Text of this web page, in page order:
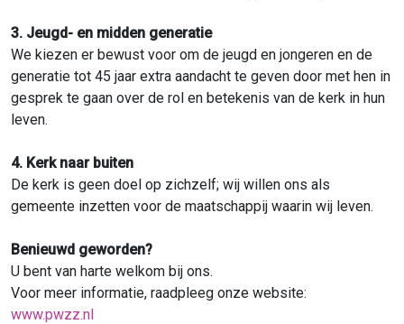
3. Jeugd- en midden generatie
We kiezen er bewust voor om de jeugd en jongeren en de
generatie tot 45 jaar extra aandacht te geven door met hen in
gesprek te gaan over de rol en betekenis van de kerk in hun
leven.
4. Kerk naar buiten
De kerk is geen doel op zichzelf; wij willen ons als
gemeente inzetten voor de maatschappij waarin wij leven.
Benieuwd geworden?
U bent van harte welkom bij ons.
Voor meer informatie, raadpleeg onze website:
www.pwzz.nl